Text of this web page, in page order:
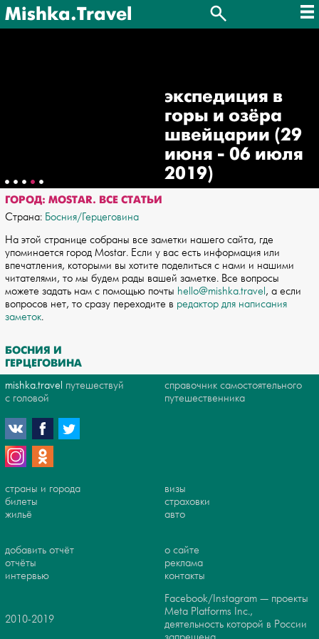
Mishka.Travel
экспедиция в
горы и озёра
швейцарии (29
июня - 06 июля
2019)
ГОРОД: MOSTAR. ВСЕ СТАТЬИ
Страна: Босния/Герцеговина
На этой странице собраны все заметки нашего сайта, где
упоминается город Mostar. Если у вас есть информация или
впечатления, которыми вы хотите поделиться с нами и нашими
читателями, то мы будем рады вашей заметке. Все вопросы
можете задать нам с помощью почты hello@mishka.travel, а если
вопросов нет, то сразу переходите в редактор для написания
заметок.
БОСНИЯ И
ГЕРЦЕГОВИНА
mishka.travel путешествуй
с головой
справочник самостоятельного
путешественника
страны и города
билеты
жильё
визы
страховки
авто
добавить отчёт
отчёты
интервью
о сайте
реклама
контакты
2010-2019
Facebook/Instagram — проекты
Meta Platforms Inc.,
деятельность которой в России